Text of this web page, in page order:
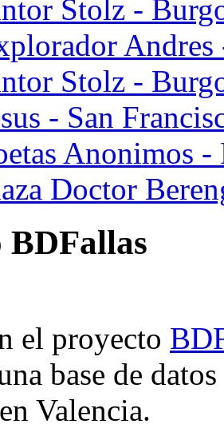
Stolz -
Andres
Stolz -
- San
Anonimos
Doctor
BDFallas
el proyecto
base de
Valencia.